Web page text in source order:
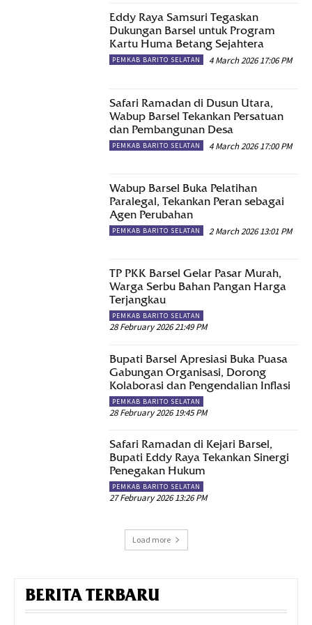
Eddy Raya Samsuri Tegaskan
Dukungan Barsel untuk Program
Kartu Huma Betang Sejahtera
PEMKAB BARITO SELATAN 4 March 2026 17:06 PM
Safari Ramadan di Dusun Utara,
Wabup Barsel Tekankan Persatuan
dan Pembangunan Desa
PEMKAB BARITO SELATAN 4 March 2026 17:00 PM
Wabup Barsel Buka Pelatihan
Paralegal, Tekankan Peran sebagai
Agen Perubahan
PEMKAB BARITO SELATAN 2 March 2026 13:01 PM
TP PKK Barsel Gelar Pasar Murah,
Warga Serbu Bahan Pangan Harga
Terjangkau
PEMKAB BARITO SELATAN
28 February 2026 21:49 PM
Bupati Barsel Apresiasi Buka Puasa
Gabungan Organisasi, Dorong
Kolaborasi dan Pengendalian Inflasi
PEMKAB BARITO SELATAN
28 February 2026 19:45 PM
Safari Ramadan di Kejari Barsel,
Bupati Eddy Raya Tekankan Sinergi
Penegakan Hukum
PEMKAB BARITO SELATAN
27 February 2026 13:26 PM
Load more
BERITA TERBARU